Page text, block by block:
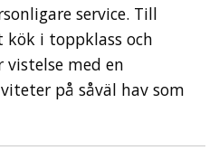
service. Till
i toppklass och
med en
på såväl hav som